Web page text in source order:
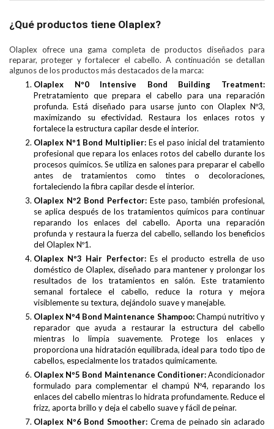
¿Qué productos tiene Olaplex?
Olaplex ofrece una gama completa de productos diseñados para
reparar, proteger y fortalecer el cabello. A continuación se detallan
algunos de los productos más destacados de la marca:
Olaplex Nº0 Intensive Bond Building Treatment:
Pretratamiento que prepara el cabello para una reparación
profunda. Está diseñado para usarse junto con Olaplex Nº3,
maximizando su efectividad. Restaura los enlaces rotos y
fortalece la estructura capilar desde el interior.
Olaplex Nº1 Bond Multiplier: Es el paso inicial del tratamiento
profesional que repara los enlaces rotos del cabello durante los
procesos químicos. Se utiliza en salones para preparar el cabello
antes de tratamientos como tintes o decoloraciones,
fortaleciendo la fibra capilar desde el interior.
Olaplex Nº2 Bond Perfector: Este paso, también profesional,
se aplica después de los tratamientos químicos para continuar
reparando los enlaces del cabello. Aporta una reparación
profunda y restaura la fuerza del cabello, sellando los beneficios
del Olaplex Nº1.
Olaplex Nº3 Hair Perfector:Es el producto estrella de uso
doméstico de Olaplex, diseñado para mantener y prolongar los
resultados de los tratamientos en salón. Este tratamiento
semanal fortalece el cabello, reduce la rotura y mejora
visiblemente su textura, dejándolo suave y manejable.
Olaplex Nº4 Bond Maintenance Shampoo:Champú nutritivo y
reparador que ayuda a restaurar la estructura del cabello
mientras lo limpia suavemente. Protege los enlaces y
proporciona una hidratación equilibrada, ideal para todo tipo de
cabellos, especialmente los tratados químicamente.
Olaplex Nº5 Bond Maintenance Conditioner:Acondicionador
formulado para complementar el champú Nº4, reparando los
enlaces del cabello mientras lo hidrata profundamente. Reduce el
frizz, aporta brillo y deja el cabello suave y fácil de peinar.
Olaplex Nº6 Bond Smoother:Crema de peinado sin aclarado